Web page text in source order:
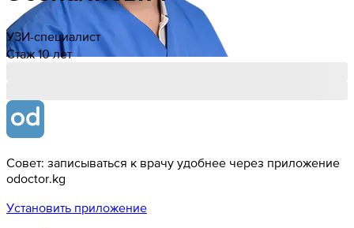
УЗИ-специалист
Стаж 10 лет
Совет: записываться к врачу удобнее через приложение
odoctor.kg
Установить приложение